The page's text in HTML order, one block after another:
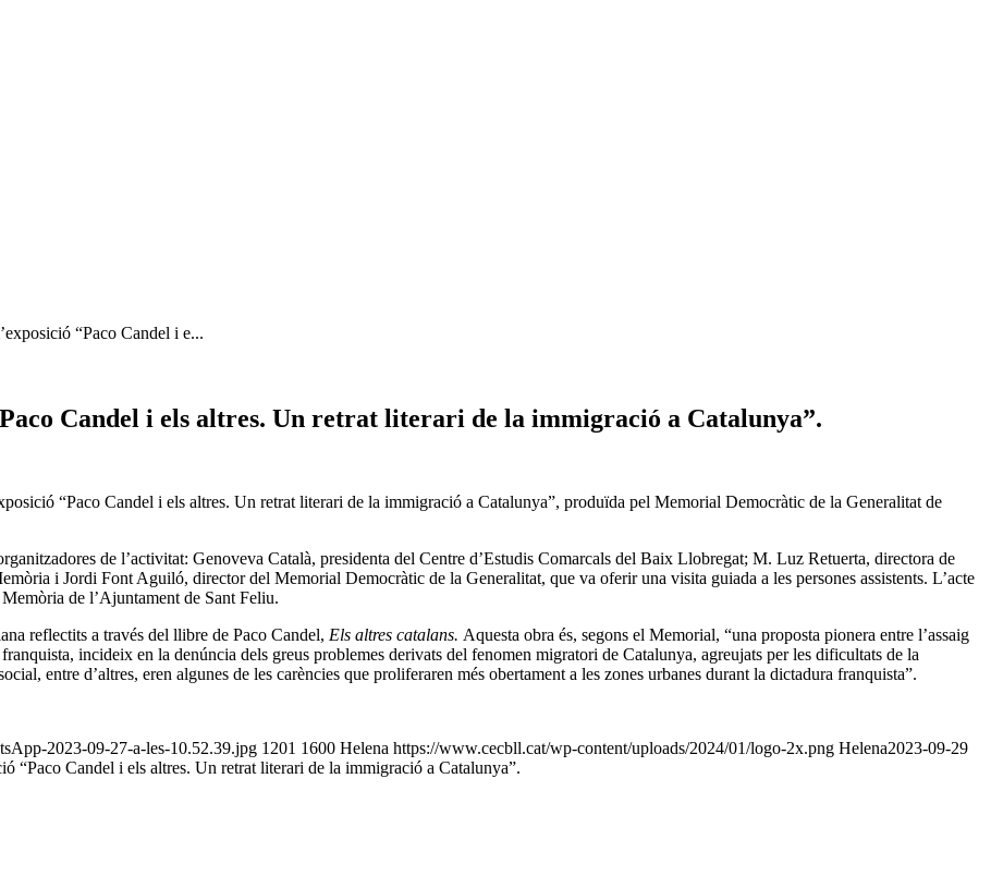
“Paco Candel i e...
Candel i els altres. Un retrat literari de la immigració a Catalunya”.
“Paco Candel i els altres. Un retrat literari de la immigració a Catalunya”, produïda pel Memorial Democràtic de la Generalitat de
de l’activitat: Genoveva Català, presidenta del Centre d’Estudis Comarcals del Baix Llobregat; M. Luz Retuerta, directora de
i Jordi Font Aguiló, director del Memorial Democràtic de la Generalitat, que va oferir una visita guiada a les persones assistents. L’acte
de l’Ajuntament de Sant Feliu.
reflectits a través del llibre de Paco Candel, Els altres catalans. Aquesta obra és, segons el Memorial, “una proposta pionera entre l’assaig
incideix en la denúncia dels greus problemes derivats del fenomen migratori de Catalunya, agreujats per les dificultats de la
entre d’altres, eren algunes de les carències que proliferaren més obertament a les zones urbanes durant la dictadura franquista”.
2023-09-27-a-les-10.52.39.jpg 1201 1600 Helena https://www.cecbll.cat/wp-content/uploads/2024/01/logo-2x.png Helena2023-09-29
“Paco Candel i els altres. Un retrat literari de la immigració a Catalunya”.